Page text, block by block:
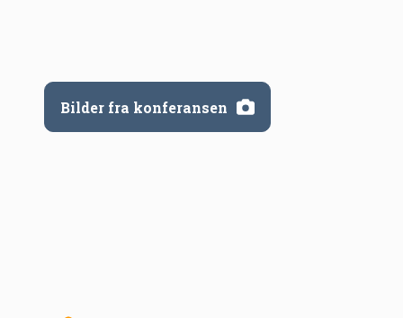
Bilder fra konferansen